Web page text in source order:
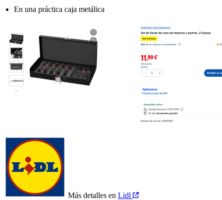
En una práctica caja metálica
Más detalles en Lidl